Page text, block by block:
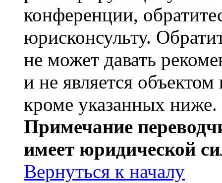
конференции,
юрисконсульту.
не может давать
и не является
кроме указанных ниже.
Примечание
имеет юридической
Вернуться к началу